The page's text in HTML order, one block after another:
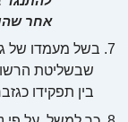
אחר
7. בשל מעמדו של
שבשליטת הרשות
בין תפקידו